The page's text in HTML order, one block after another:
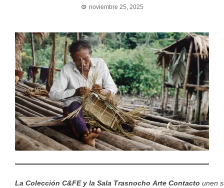
noviembre 25, 2025
La Colección C&FE y la Sala Trasnocho Arte Contacto unen